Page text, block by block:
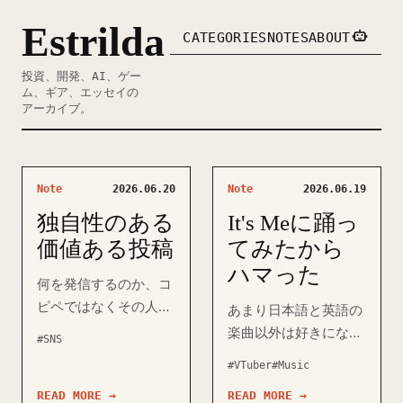
Estrilda CATEGORIESNOTESABOUT
投資、開発、AI、ゲー
ム、ギア、エッセイの
アーカイブ。
Note 2026.06.20
独自性のある
価値ある投稿
何を発信するのか、コ
ピペではなくその人で
学びになったのか。 理
#SNS
READ MORE →
Note 2026.06.19
It's Meに踊っ
てみたから
ハマった
あまり日本語と英語の
楽曲以外は好きになる
#VTuber#Music
READ MORE →